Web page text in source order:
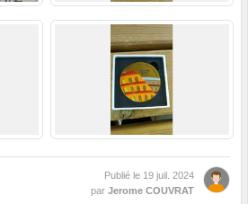
Publié le 19 juil. 2024
par Jerome COUVRAT